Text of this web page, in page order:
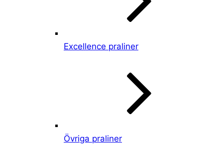
Excellence praliner
Övriga praliner